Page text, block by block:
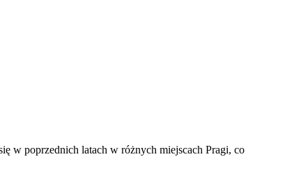
w poprzednich latach w różnych miejscach Pragi, co